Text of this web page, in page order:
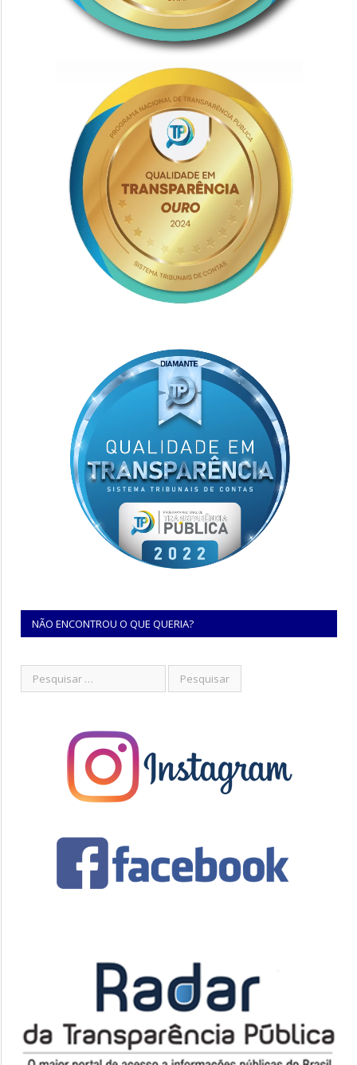
NÃO ENCONTROU O QUE QUERIA?